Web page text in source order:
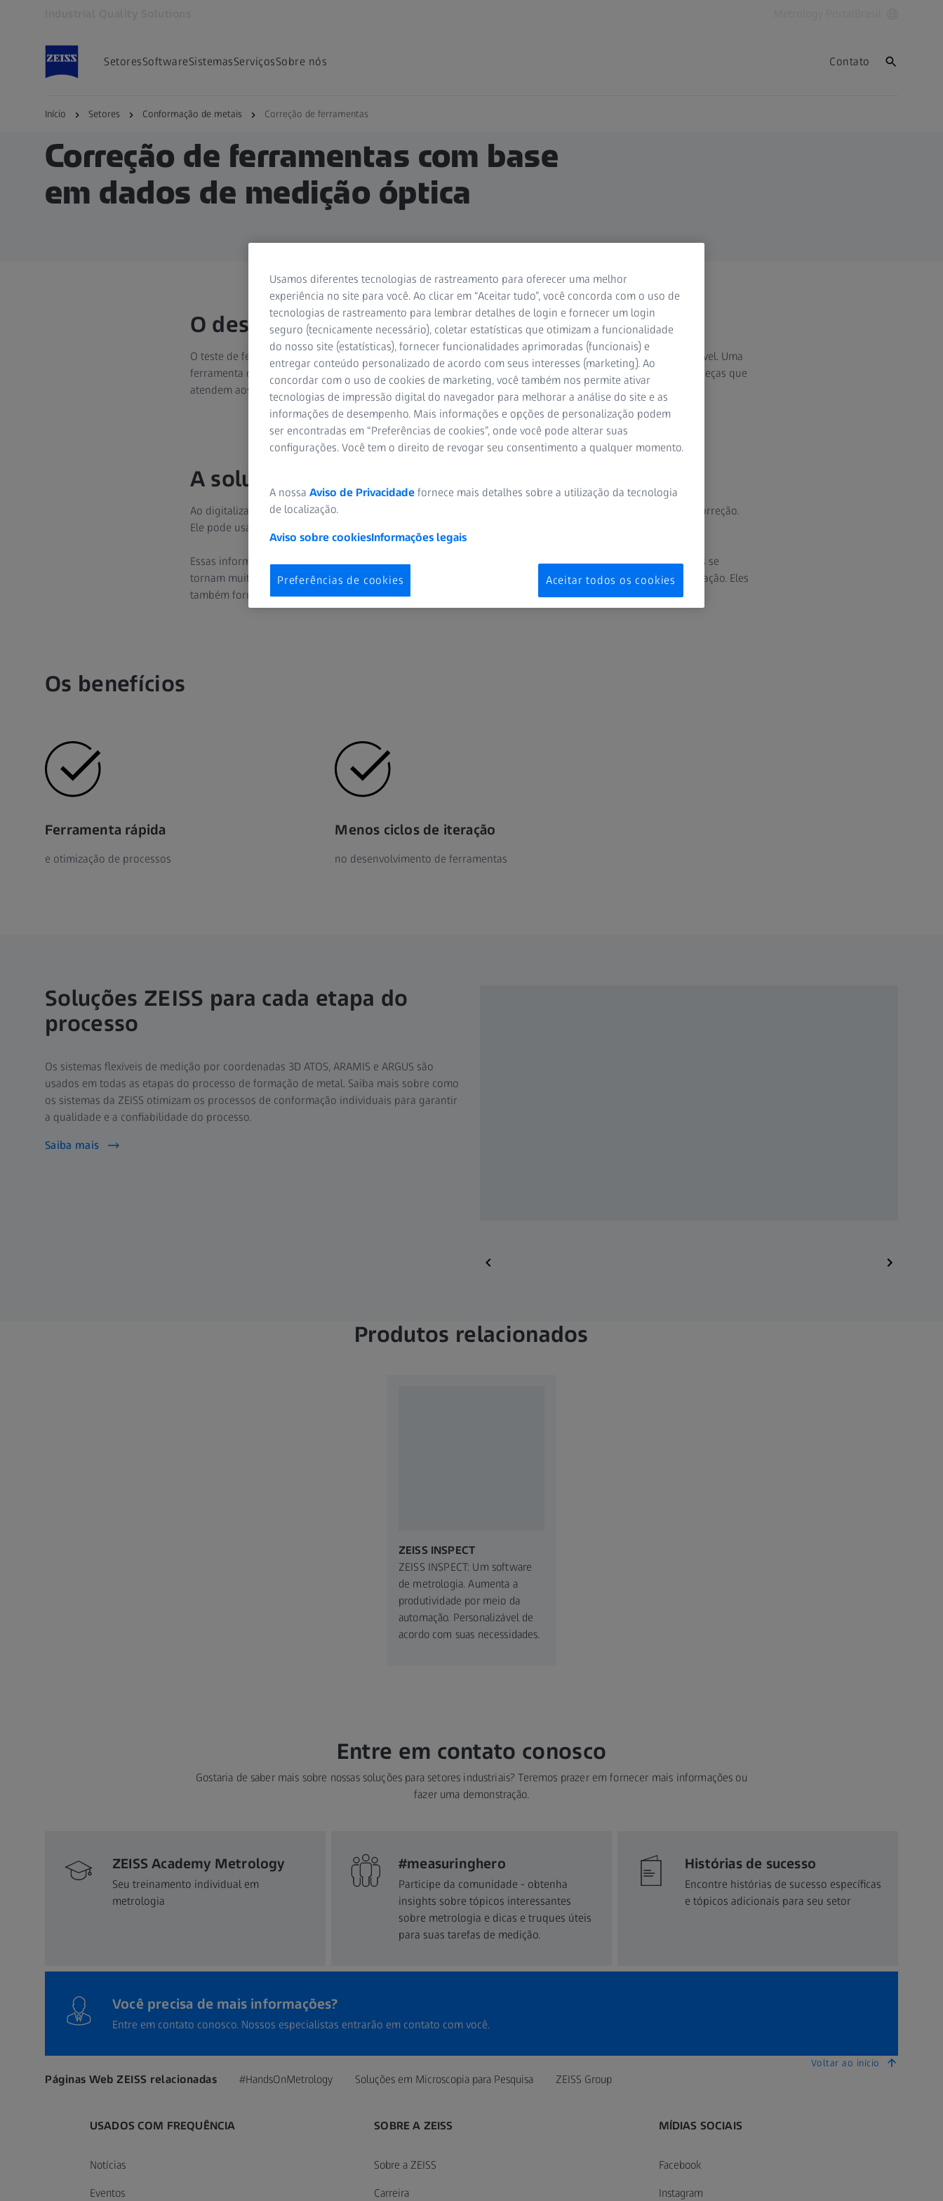
SetoresSoftwareSistemasServiçosSobre nós Contato
Início Setores Conformação de metais Correção de ferramentas
Correção de ferramentas com base
em dados de medição óptica
O desafio
O teste de ferramentas tem a ver com a produção iterativa de uma ferramenta acabada o mais rápido possível. Uma
ferramenta que, em uma interação complexa de material, ferramenta e máquina de prensagem, produzirá peças que
atendem aos requisitos do projeto com precisão.
A solução
Ao digitalizar a ferramenta e as peças de teste usando um sistema ATOS, o usuário pode obter valores de correção.
Ele pode usar esses valores para revisar o projeto, bem como para modificações específicas da ferramenta.
Essas informações indicam onde a peça se desvia em suas geometrias do modelo CAD e onde esses desvios se
tornam muito grandes. Eles ajudam a analisar o retorno elástico e a determinar com precisão sua compensação. Eles
também fornecem dados sobre como adaptar o padrão de furo e o corte.
Os benefícios
Ferramenta rápida
e otimização de processos
Menos ciclos de iteração
no desenvolvimento de ferramentas
Soluções ZEISS para cada etapa do
processo
Os sistemas flexíveis de medição por coordenadas 3D ATOS, ARAMIS e ARGUS são
usados em todas as etapas do processo de formação de metal. Saiba mais sobre como
os sistemas da ZEISS otimizam os processos de conformação individuais para garantir
a qualidade e a confiabilidade do processo.
Saiba mais
Produtos relacionados
ZEISS INSPECT
ZEISS INSPECT: Um software
de metrologia. Aumenta a
produtividade por meio da
automação. Personalizável de
acordo com suas necessidades.
Entre em contato conosco
Gostaria de saber mais sobre nossas soluções para setores industriais? Teremos prazer em fornecer mais informações ou
fazer uma demonstração.
ZEISS Academy Metrology
Seu treinamento individual em
metrologia
#measuringhero
Participe da comunidade - obtenha
insights sobre tópicos interessantes
sobre metrologia e dicas e truques úteis
para suas tarefas de medição.
Histórias de sucesso
Encontre histórias de sucesso específicas
e tópicos adicionais para seu setor
Você precisa de mais informações?
Entre em contato conosco. Nossos especialistas entrarão em contato com você.
Voltar ao início
Páginas Web ZEISS relacionadas #HandsOnMetrology Soluções em Microscopia para Pesquisa ZEISS Group
USADOS COM FREQUÊNCIA
Notícias
Eventos
SOBRE A ZEISS
Sobre a ZEISS
Carreira
MÍDIAS SOCIAIS
Facebook
Instagram
Usamos diferentes tecnologias de rastreamento para oferecer uma melhor
experiência no site para você. Ao clicar em “Aceitar tudo”, você concorda com o uso de
tecnologias de rastreamento para lembrar detalhes de login e fornecer um login
seguro (tecnicamente necessário), coletar estatísticas que otimizam a funcionalidade
do nosso site (estatísticas), fornecer funcionalidades aprimoradas (funcionais) e
entregar conteúdo personalizado de acordo com seus interesses (marketing). Ao
concordar com o uso de cookies de marketing, você também nos permite ativar
tecnologias de impressão digital do navegador para melhorar a análise do site e as
informações de desempenho. Mais informações e opções de personalização podem
ser encontradas em “Preferências de cookies”, onde você pode alterar suas
configurações. Você tem o direito de revogar seu consentimento a qualquer momento.
A nossa Aviso de Privacidade fornece mais detalhes sobre a utilização da tecnologia
de localização.
Aviso sobre cookiesInformações legais
Preferências de cookies Aceitar todos os cookies